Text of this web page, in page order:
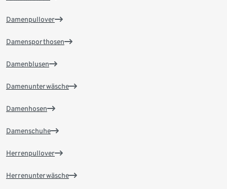
Damenpullover
Damensporthosen
Damenblusen
Damenunterwäsche
Damenhosen
Damenschuhe
Herrenpullover
Herrenunterwäsche